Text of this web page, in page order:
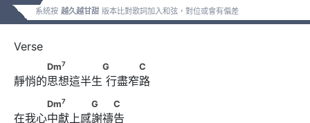
系統按 越久越甘甜 版本比對歌詞加入和弦，對位或會有偏差
Dm7 G      　　　C
Dm7 G C
靜悄的思想這半生 行盡窄路
Dm7 G　　C
Dm7 G C
在我心中獻上感謝禱告